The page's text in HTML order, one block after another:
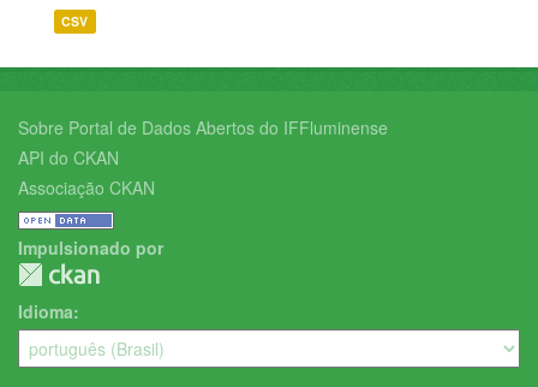
CSV
Sobre Portal de Dados Abertos do IFFluminense
API do CKAN
Associação CKAN
Impulsionado por
Idioma